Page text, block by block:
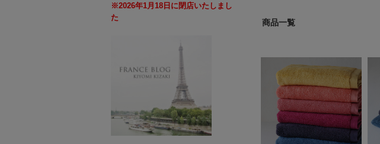
商品一覧
※2026年1月18日に閉店いたしまし
た